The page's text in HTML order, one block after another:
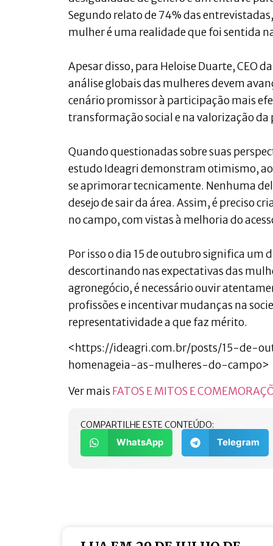
Segundo relato de 74% das
mulher é uma realidade que foi sentida
Apesar disso, para Heloise Duarte, CEO
análise globais das mulheres devem
cenário promissor à participação mais
transformação social e na valorização
Quando questionadas sobre suas
estudo Ideagri demonstram otimismo,
se aprimorar tecnicamente. Nenhuma
desejo de sair da área. Assim, é preciso
no campo, com vistas à melhoria do
Por isso o dia 15 de outubro significa um
descortinando nas expectativas das
agronegócio, é necessário ouvir
profissões e incentivar mudanças na
representatividade a que faz mérito.
<https://ideagri.com.br/posts/15-de-
homenageia-as-mulheres-do-campo>
Ver mais FATOS E MITOS E
COMPARTILHE ESTE CONTEÚDO:
WhatsApp Telegram